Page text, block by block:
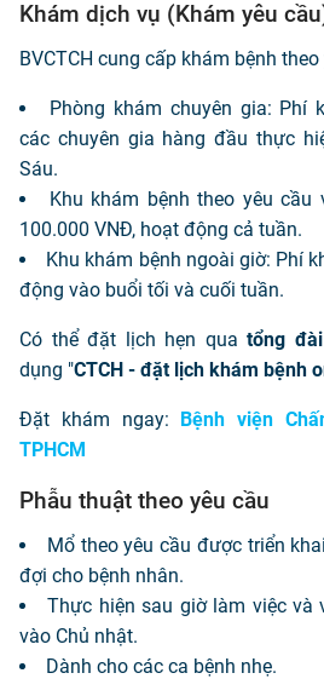
Khám dịch vụ (Khám yêu
BVCTCH cung cấp khám bệnh theo
Phòng khám chuyên gia: Phí
các chuyên gia hàng đầu thực
Sáu.
Khu khám bệnh theo yêu cầu
100.000 VNĐ, hoạt động cả tuần.
Khu khám bệnh ngoài giờ: Phí
động vào buổi tối và cuối tuần.
Có thể đặt lịch hẹn quatổng
dụng "CTCH - đặt lịch khám bệnh
Đặt khám ngay: Bệnh viện
TPHCM
Phẫu thuật theo yêu cầu
Mổ theo yêu cầu được triển
đợi cho bệnh nhân.
Thực hiện sau giờ làm việc và
vào Chủ nhật.
Dành cho các ca bệnh nhẹ.